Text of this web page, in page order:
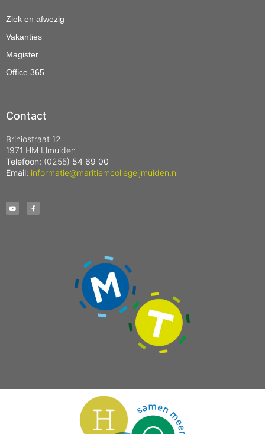
Ziek en afwezig
Vakanties
Magister
Office 365
Contact
Briniostraat 12
1971 HM IJmuiden
Telefoon: (0255) 54 69 00
Email: informatie@maritiemcollegeijmuiden.nl